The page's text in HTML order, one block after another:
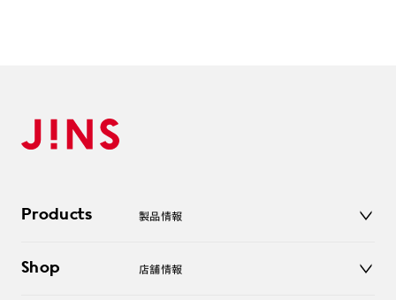
Products 製品情報
サングラス
Shop 店舗情報